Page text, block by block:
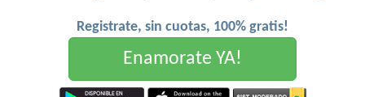
Registrate, sin cuotas, 100% gratis!
Enamorate YA!